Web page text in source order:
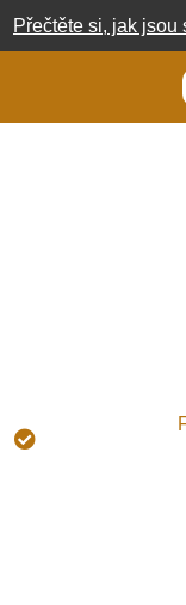
Přečtěte si, jak